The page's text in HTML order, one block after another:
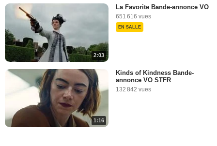
2:03
La Favorite Bande-annonce VO
651 616 vues
EN SALLE
1:16
Kinds of Kindness Bande-
annonce VO STFR
132 842 vues